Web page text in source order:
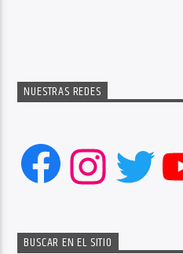
NUESTRAS REDES
Facebook
BUSCAR EN EL SITIO